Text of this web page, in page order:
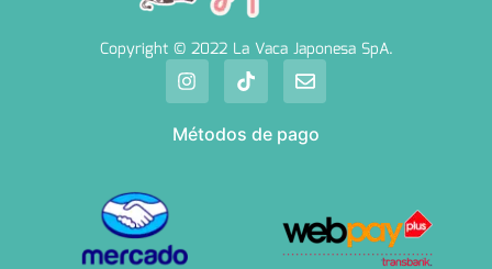
Copyright © 2022 La Vaca Japonesa SpA.
Métodos de pago